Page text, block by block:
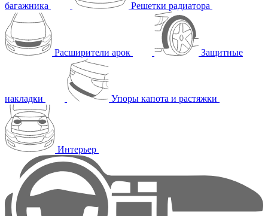
багажника Решетки радиатора
Расширители арок Защитные
накладки Упоры капота и растяжки
Интерьер